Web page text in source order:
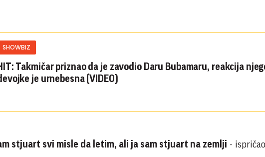
SHOWBIZ
Takmičar priznao da je zavodio Daru Bubamaru, reakcija
je urnebesna (VIDEO)
stjuart svi misle da letim, ali ja sam stjuart na zemlji -